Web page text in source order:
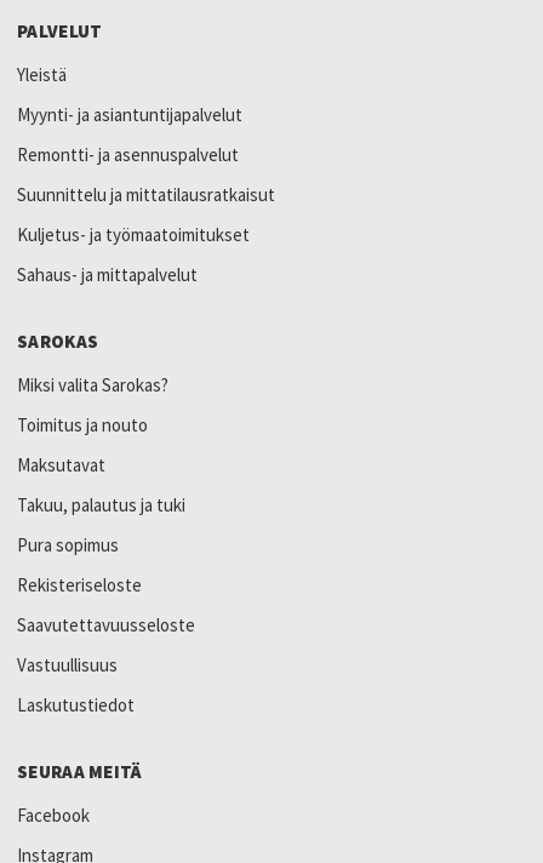
PALVELUT
Yleistä
Myynti- ja asiantuntijapalvelut
Remontti- ja asennuspalvelut
Suunnittelu ja mittatilausratkaisut
Kuljetus- ja työmaatoimitukset
Sahaus- ja mittapalvelut
SAROKAS
Miksi valita Sarokas?
Toimitus ja nouto
Maksutavat
Takuu, palautus ja tuki
Pura sopimus
Rekisteriseloste
Saavutettavuusseloste
Vastuullisuus
Laskutustiedot
SEURAA MEITÄ
Facebook
Instagram